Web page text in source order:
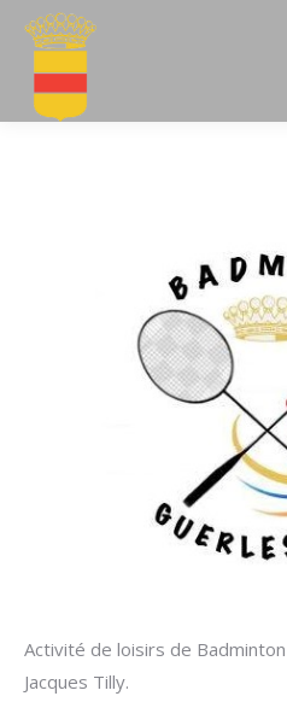
Activité de loisirs de
Jacques Tilly.